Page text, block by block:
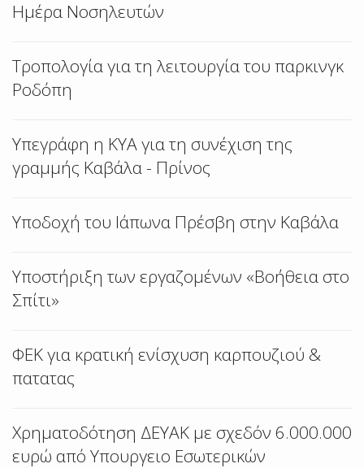
Ημέρα Νοσηλευτών
Τροπολογία για τη λειτουργία του παρκινγκ
Ροδόπη
Υπεγράφη η ΚΥΑ για τη συνέχιση της
γραμμής Καβάλα - Πρίνος
Υποδοχή του Ιάπωνα Πρέσβη στην Καβάλα
Υποστήριξη των εργαζομένων «Βοήθεια στο
Σπίτι»
ΦΕΚ για κρατική ενίσχυση καρπουζιού &
πατατας
Χρηματοδότηση ΔΕΥΑΚ με σχεδόν 6.000.000
ευρώ από Υπουργειο Εσωτερικών